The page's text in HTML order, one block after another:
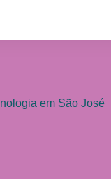
em São José